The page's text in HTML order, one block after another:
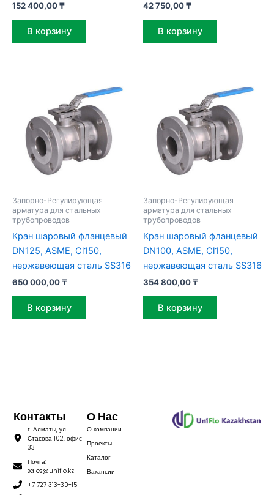
152 400,00₸
В корзину
42 750,00₸
В корзину
Запорно-Регулирующая
арматура для стальных
трубопроводов
Кран шаровый фланцевый
DN125, ASME, Cl150,
нержавеющая сталь SS316
650 000,00₸
В корзину
Запорно-Регулирующая
арматура для стальных
трубопроводов
Кран шаровый фланцевый
DN100, ASME, Cl150,
нержавеющая сталь SS316
354 800,00₸
В корзину
О Нас
О компании
Проекты
Каталог
Вакансии
Контакты
г. Алматы, ул.
Стасова 102, офис
33
Почта:
sales@uniflo.kz
+7 727 313-30-15